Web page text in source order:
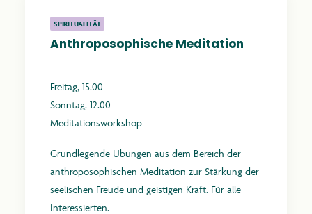
SPIRITUALITÄT
Anthroposophische Meditation
Freitag, 15.00
Sonntag, 12.00
Meditationsworkshop
Grundlegende Übungen aus dem Bereich der
anthroposophischen Meditation zur Stärkung der
seelischen Freude und geistigen Kraft. Für alle
Interessierten.